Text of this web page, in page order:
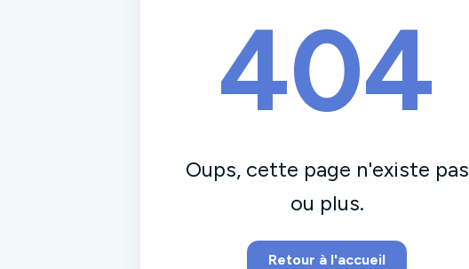
404
Oups, cette page n'existe pas
ou plus.
Retour à l'accueil